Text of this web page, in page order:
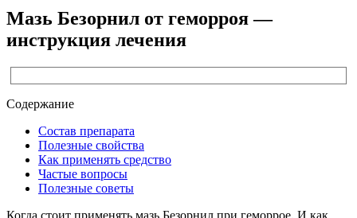
Мазь Безорнил от геморроя —
инструкция лечения
Содержание
Состав препарата
Полезные свойства
Как применять средство
Частые вопросы
Полезные советы
Когда стоит применять мазь Безорнил при геморрое. И как